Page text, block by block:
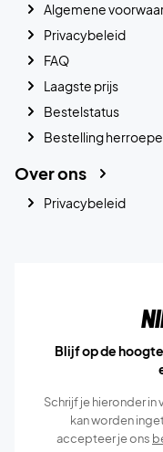
Algemene
Privacybeleid
FAQ
Laagste prijs
Bestelstatus
Bestelling
Over ons
Privacybeleid
Blijf op de
Schrijf je hieronder
kan worden
accepteer je ons